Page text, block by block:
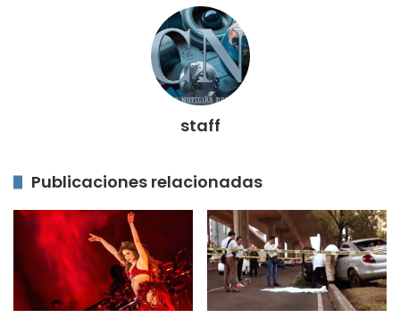
staff
Publicaciones relacionadas